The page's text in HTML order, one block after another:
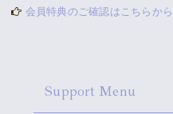
Live Streaming
会員特典のご確認はこちらから
Support Menu